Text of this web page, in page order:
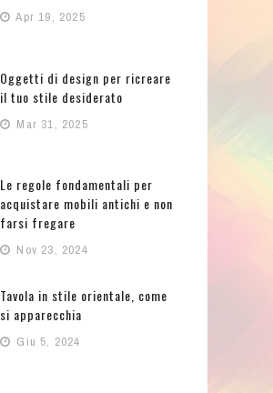
Apr 19, 2025
Oggetti di design per ricreare
il tuo stile desiderato
Mar 31, 2025
Le regole fondamentali per
acquistare mobili antichi e non
farsi fregare
Nov 23, 2024
Tavola in stile orientale, come
si apparecchia
Giu 5, 2024